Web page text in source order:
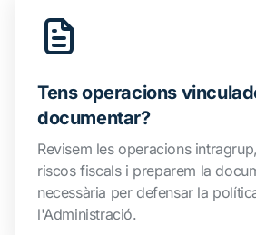
Tens operacions
documentar?
Revisem les operacions
riscos fiscals i preparem la
necessària per defensar la
l'Administració.